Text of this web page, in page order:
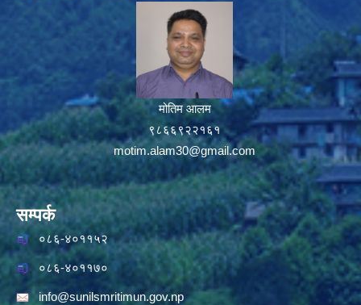
मोतिम आलम
९८६६९२२१६१
motim.alam30@gmail.com
सम्पर्क
०८६-४०११५२
०८६-४०११७०
info@sunilsmritimun.gov.np